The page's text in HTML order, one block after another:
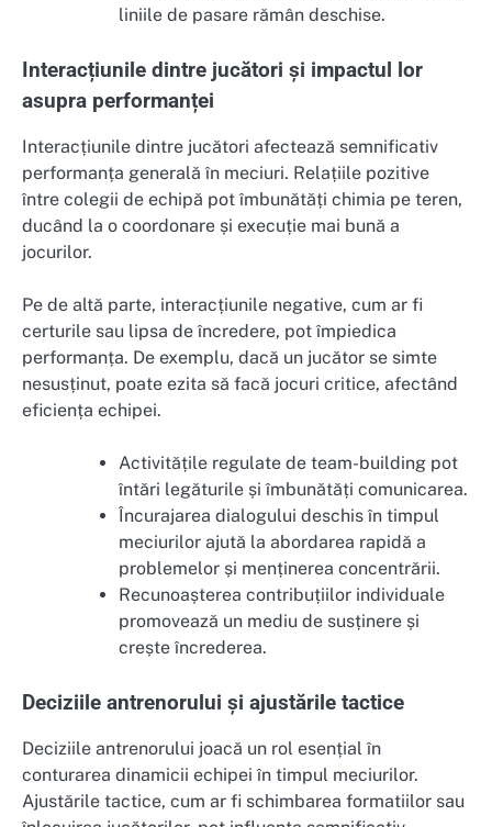
liniile de pasare rămân deschise.
Interacțiunile dintre jucători și impactul lor
asupra performanței
Interacțiunile dintre jucători afectează semnificativ
performanța generală în meciuri. Relațiile pozitive
între colegii de echipă pot îmbunătăți chimia pe teren,
ducând la o coordonare și execuție mai bună a
jocurilor.
Pe de altă parte, interacțiunile negative, cum ar fi
certurile sau lipsa de încredere, pot împiedica
performanța. De exemplu, dacă un jucător se simte
nesusținut, poate ezita să facă jocuri critice, afectând
eficiența echipei.
Activitățile regulate de team-building pot
întări legăturile și îmbunătăți comunicarea.
Încurajarea dialogului deschis în timpul
meciurilor ajută la abordarea rapidă a
problemelor și menținerea concentrării.
Recunoașterea contribuțiilor individuale
promovează un mediu de susținere și
crește încrederea.
Deciziile antrenorului și ajustările tactice
Deciziile antrenorului joacă un rol esențial în
conturarea dinamicii echipei în timpul meciurilor.
Ajustările tactice, cum ar fi schimbarea formatiilor sau